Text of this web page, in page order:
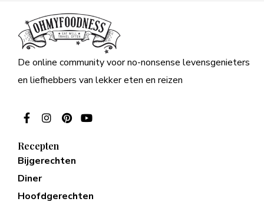
De online community voor no-nonsense levensgenieters
en liefhebbers van lekker eten en reizen
Recepten
Bijgerechten
Diner
Hoofdgerechten